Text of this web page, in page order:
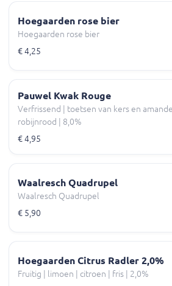
Hoegaarden rose bier
Hoegaarden rose bier
€ 4,25
Pauwel Kwak Rouge
Verfrissend | toetsen van kers en
robijnrood | 8,0%
€ 4,95
Waalresch Quadrupel
Waalresch Quadrupel
€ 5,90
Hoegaarden Citrus Radler 2,0%
Fruitig | limoen | citroen | fris | 2,0%